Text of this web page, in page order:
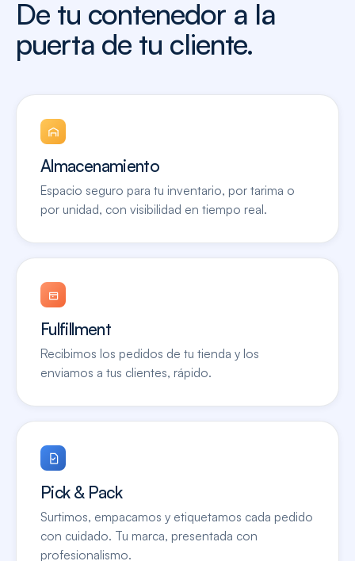
De tu contenedor a la
puerta de tu cliente.
Almacenamiento
Espacio seguro para tu inventario, por tarima o
por unidad, con visibilidad en tiempo real.
Fulfillment
Recibimos los pedidos de tu tienda y los
enviamos a tus clientes, rápido.
Pick & Pack
Surtimos, empacamos y etiquetamos cada pedido
con cuidado. Tu marca, presentada con
profesionalismo.